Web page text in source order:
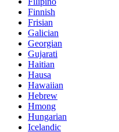
Finnish
Frisian
Galician
Georgian
Gujarati
Haitian
Hausa
Hawaiian
Hebrew
Hmong
Hungarian
Icelandic